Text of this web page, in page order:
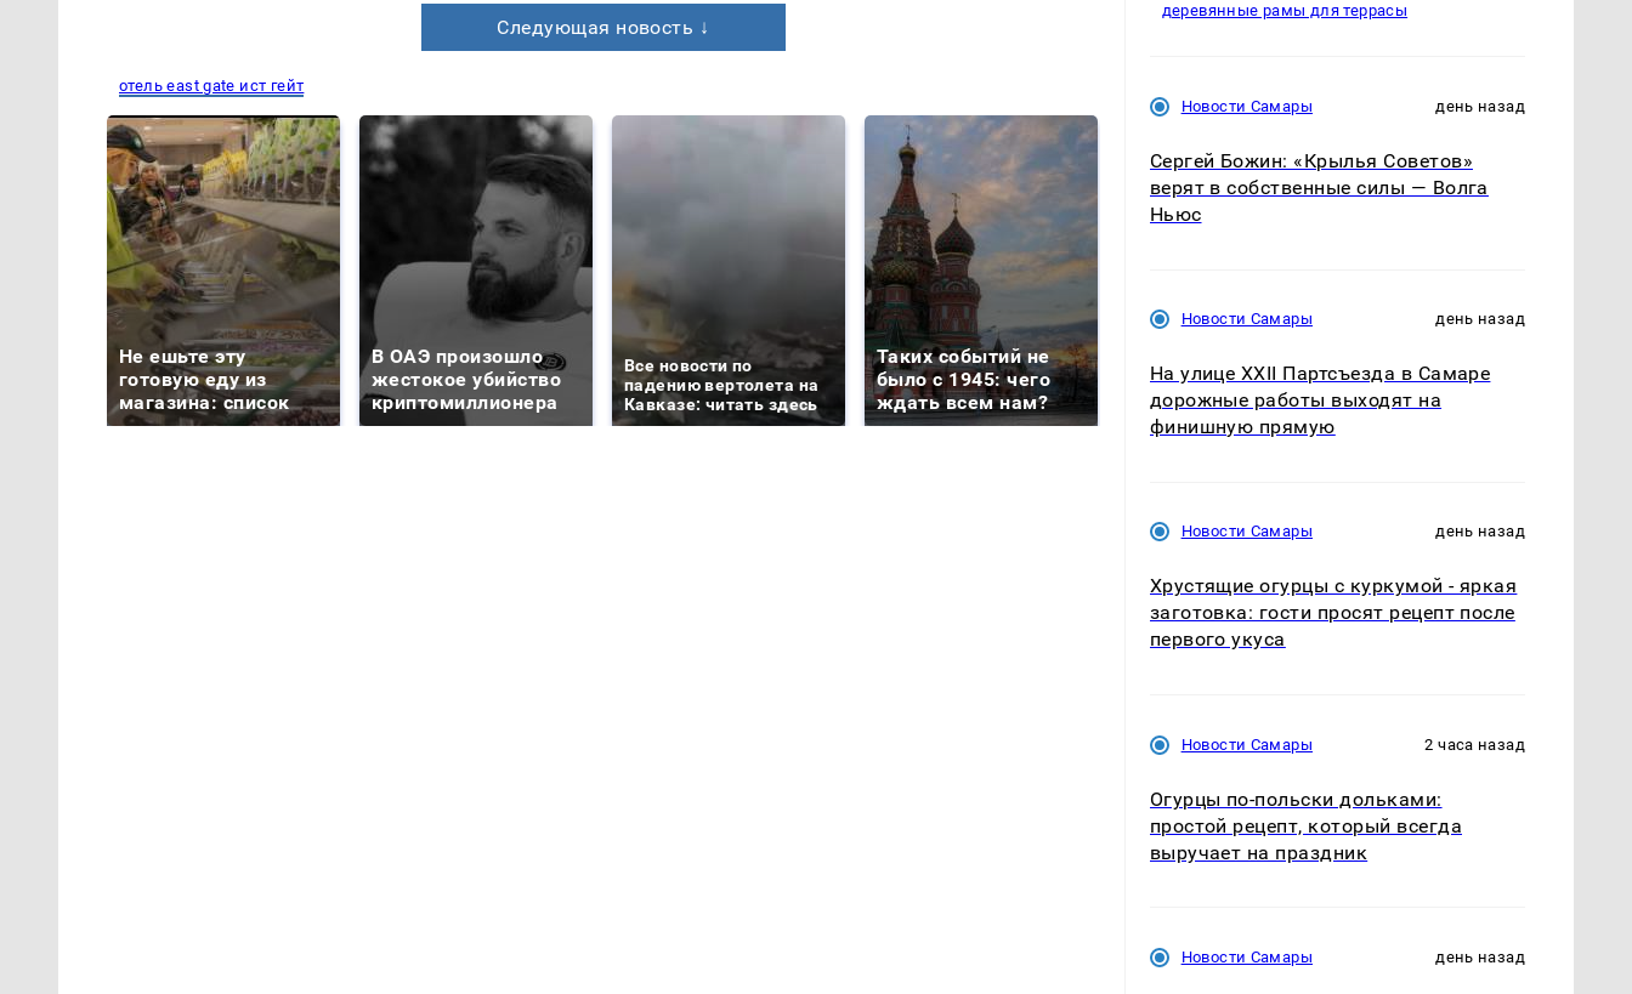
Следующая новость ↓
отель east gate ист гейт
Не ешьте эту
готовую еду из
магазина: список
В ОАЭ произошло
жестокое убийство
криптомиллионера
Все новости по
падению вертолета на
Кавказе: читать здесь
Таких событий не
было с 1945: чего
ждать всем нам?
президентов США и
России: Европа?
никто не ждал: как
так?!
деревянные рамы для террасы
Новости Самары день назад
Сергей Божин: «Крылья Советов»
верят в собственные силы — Волга
Ньюс
Новости Самары день назад
На улице XXII Партсъезда в Самаре
дорожные работы выходят на
финишную прямую
Новости Самары день назад
Хрустящие огурцы с куркумой - яркая
заготовка: гости просят рецепт после
первого укуса
Новости Самары 2 часа назад
Огурцы по‑польски дольками:
простой рецепт, который всегда
выручает на праздник
Новости Самары день назад